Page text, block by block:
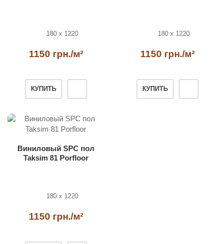
180 x 1220
1150 грн./м²
КУПИТЬ
180 x 1220
1150 грн./м²
КУПИТЬ
Виниловый SPC пол
Taksim 81 Porfloor
180 x 1220
1150 грн./м²